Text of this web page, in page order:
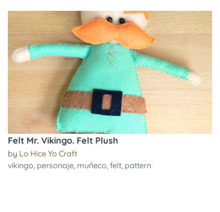
Felt Mr. Vikingo. Felt Plush
by Lo Hice Yo Craft
vikingo, personaje, muñeco, felt, pattern